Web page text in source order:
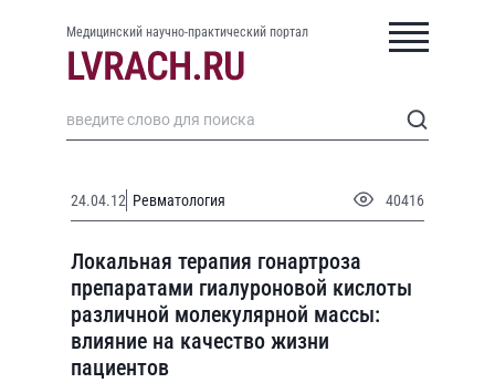
Медицинский научно-практический портал
24.04.12 Ревматология 40416
Локальная терапия гонартроза
препаратами гиалуроновой кислоты
различной молекулярной массы:
влияние на качество жизни
пациентов